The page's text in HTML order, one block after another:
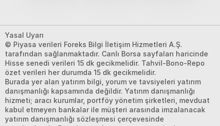
Yasal Uyarı
© Piyasa verileri Foreks Bilgi İletişim Hizmetleri A.Ş.
tarafından sağlanmaktadır. Canlı Borsa sayfaları haricinde
Hisse senedi verileri 15 dk gecikmelidir. Tahvil-Bono-Repo
özet verileri her durumda 15 dk gecikmelidir.
Burada yer alan yatırım bilgi, yorum ve tavsiyeleri yatırım
danışmanlığı kapsamında değildir. Yatırım danışmanlığı
hizmeti; aracı kurumlar, portföy yönetim şirketleri, mevduat
kabul etmeyen bankalar ile müşteri arasında imzalanacak
yatırım danışmanlığı sözleşmesi çerçevesinde